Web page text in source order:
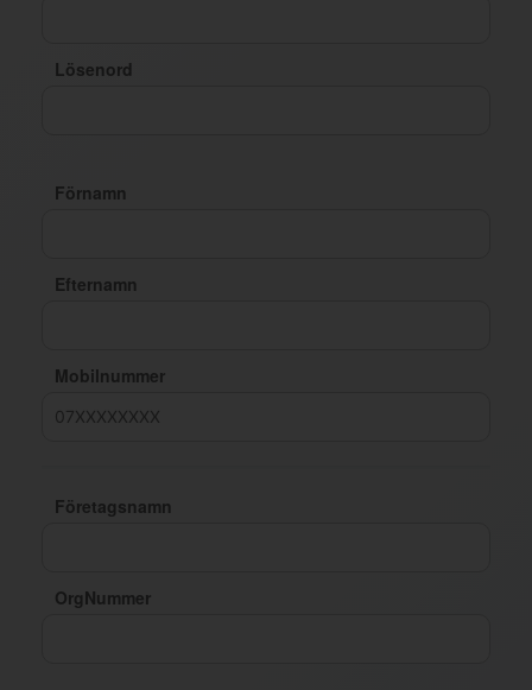
Lösenord
Förnamn
Efternamn
Mobilnummer
Företagsnamn
OrgNummer